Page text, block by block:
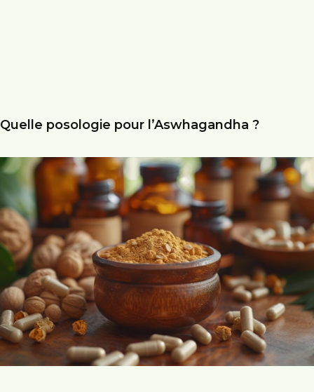
Quelle posologie pour l’Aswhagandha ?